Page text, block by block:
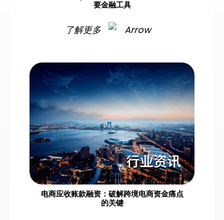
要金融工具
了解更多
电商应收账款融资：破解跨境电商资金痛点
的关键